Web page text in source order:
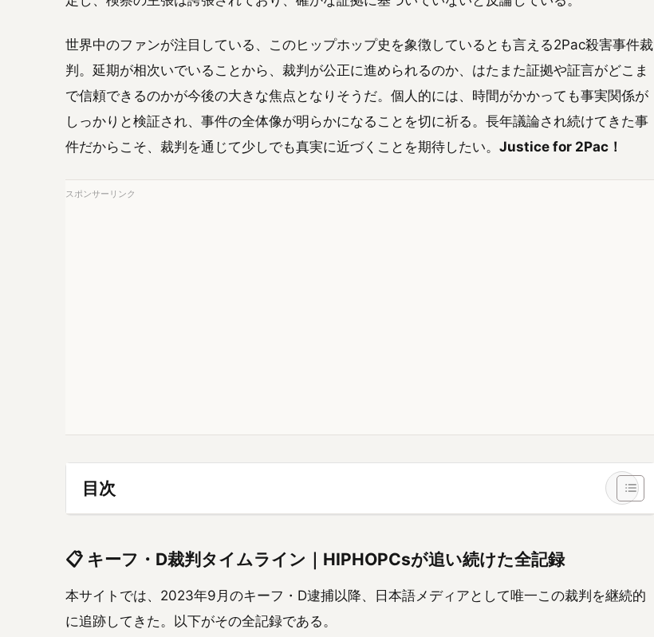
世界中のファンが注目している、このヒップホップ史を象徴しているとも言える2Pac殺害事件裁
判。延期が相次いでいることから、裁判が公正に進められるのか、はたまた証拠や証言がどこま
で信頼できるのかが今後の大きな焦点となりそうだ。個人的には、時間がかかっても事実関係が
しっかりと検証され、事件の全体像が明らかになることを切に祈る。長年議論され続けてきた事
件だからこそ、裁判を通じて少しでも真実に近づくことを期待したい。 Justice for 2Pac！
スポンサーリンク
目次
📋 キーフ・D裁判タイムライン｜HIPHOPCsが追い続けた全記録
本サイトでは、2023年9月のキーフ・D逮捕以降、日本語メディアとして唯一この裁判を継続的
に追跡してきた。以下がその全記録である。